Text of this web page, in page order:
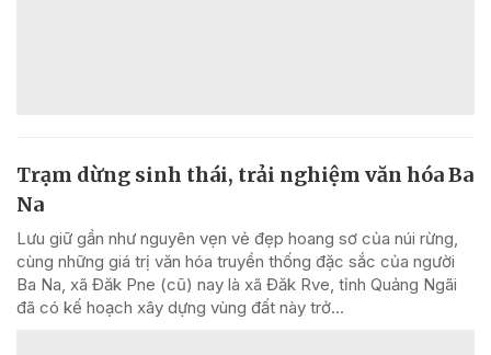
Trạm dừng sinh thái, trải nghiệm văn hóa Ba
Na
Lưu giữ gần như nguyên vẹn vẻ đẹp hoang sơ của núi rừng,
cùng những giá trị văn hóa truyền thống đặc sắc của người
Ba Na, xã Đăk Pne (cũ) nay là xã Đăk Rve, tỉnh Quảng Ngãi
đã có kế hoạch xây dựng vùng đất này trở...